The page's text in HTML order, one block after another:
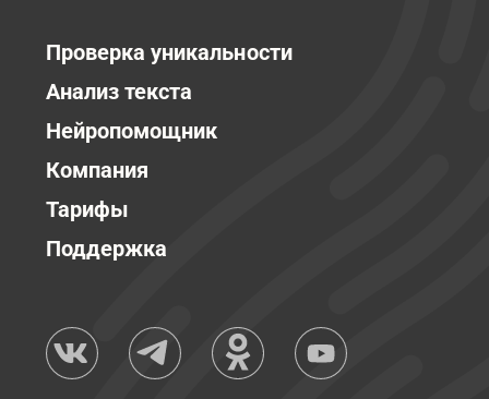
Проверка уникальности
Анализ текста
Нейропомощник
Компания
Тарифы
Поддержка